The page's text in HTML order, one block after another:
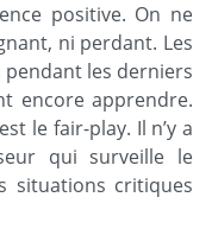
positive. On ne
ni perdant. Les
pendant les derniers
encore apprendre.
le fair-play. Il n’y a
qui surveille le
situations critiques